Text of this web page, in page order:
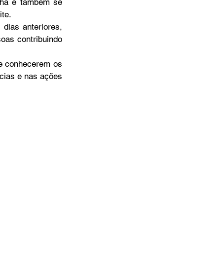
e também se
anteriores,
contribuindo
e nas ações